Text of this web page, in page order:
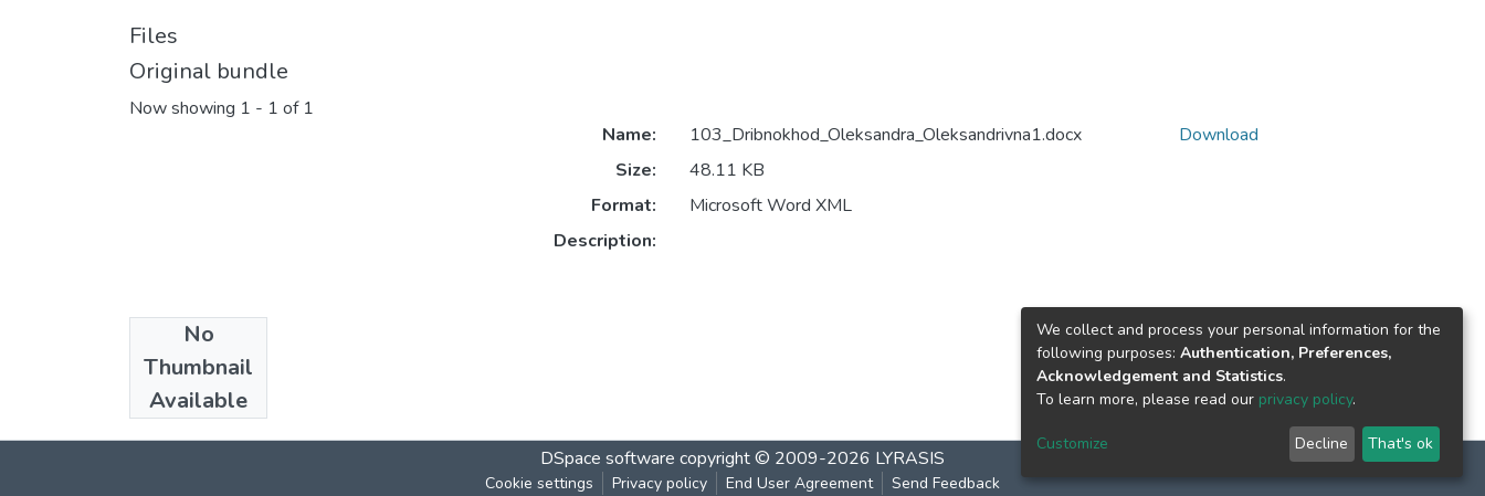
Files
Original bundle
Now showing 1 - 1 of 1
No
Thumbnail
Available
Name:
103_Dribnokhod_Oleksandra_Oleksandrivna1.docx
Size:
48.11 KB
Format:
Microsoft Word XML
Description:
Download
Collections
DSpace software copyright © 2009-2026 LYRASIS
Cookie settings Privacy policy End User Agreement Send Feedback
We collect and process your personal information for the
following purposes: Authentication, Preferences,
Acknowledgement and Statistics.
To learn more, please read our privacy policy.
Customize Decline That's ok